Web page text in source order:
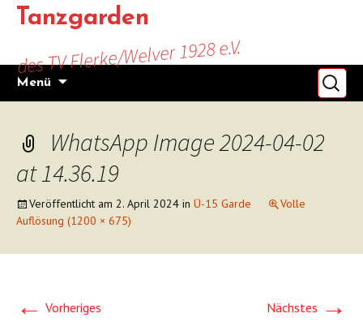
Zum
InhaltTanzgarden
des TV Flerke/Welver 1928 e.V.
Menü
Suchen
nach:
WhatsApp Image 2024-04-02
at 14.36.19
Veröffentlicht am 2. April 2024 in Ü-15 Garde
Volle
Auflösung (1200 × 675)
← Vorheriges Nächstes →